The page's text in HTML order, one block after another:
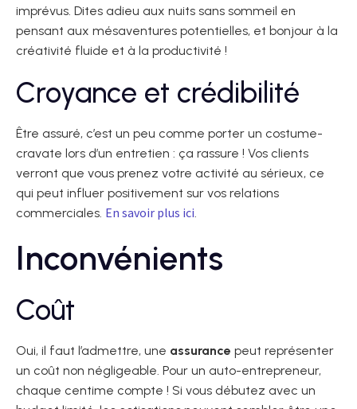
imprévus. Dites adieu aux nuits sans sommeil en
pensant aux mésaventures potentielles, et bonjour à la
créativité fluide et à la productivité !
Croyance et crédibilité
Être assuré, c’est un peu comme porter un costume-
cravate lors d’un entretien : ça rassure ! Vos clients
verront que vous prenez votre activité au sérieux, ce
qui peut influer positivement sur vos relations
commerciales. En savoir plus ici.
Inconvénients
Coût
Oui, il faut l’admettre, une assurance peut représenter
un coût non négligeable. Pour un auto-entrepreneur,
chaque centime compte ! Si vous débutez avec un